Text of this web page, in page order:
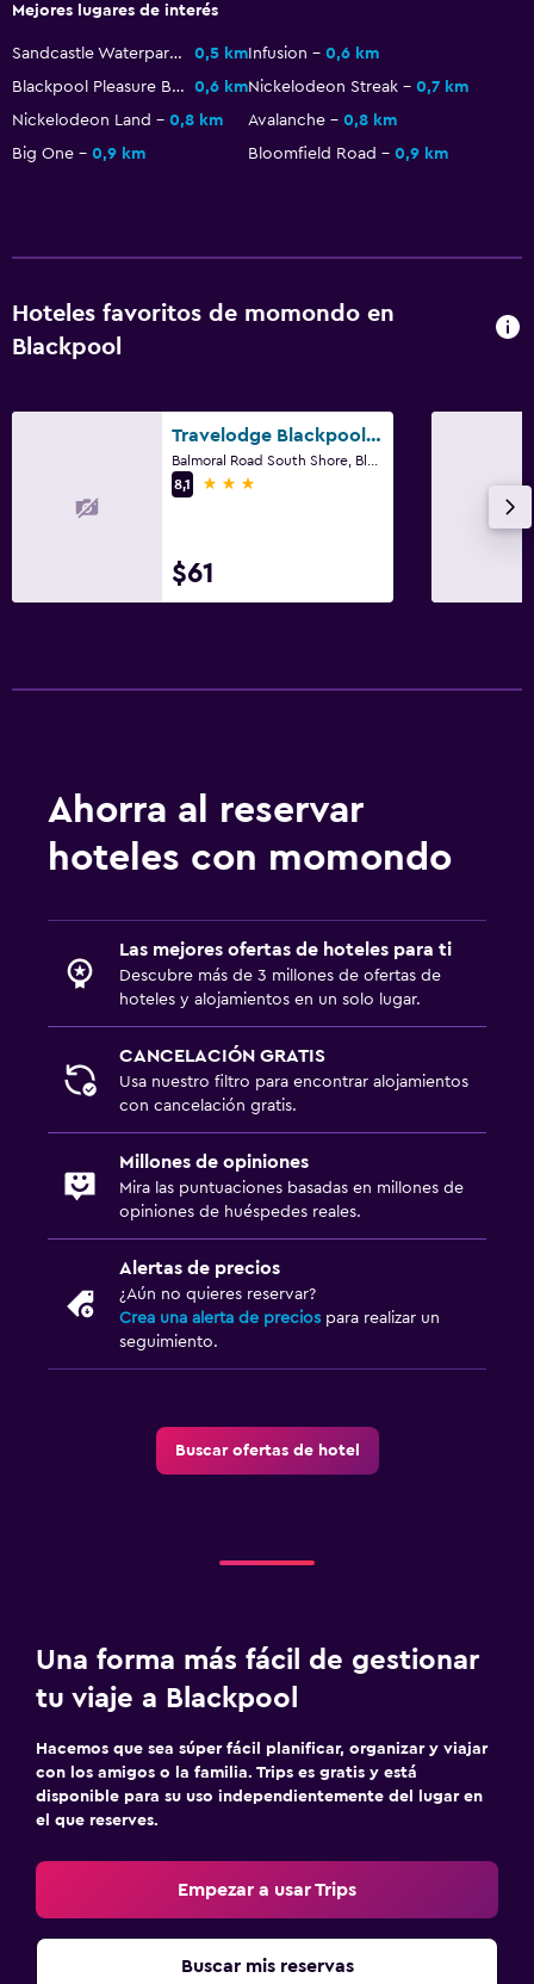
Mejores lugares de interés
Sandcastle Waterpark 0,5 kmInfusion
0,6 km
Blackpool Pleasure Beach
0,6 kmNickelodeon Streak
0,7 km
Nickelodeon Land
0,8 km Avalanche
0,8 km
Big One
0,9 km Bloomfield Road 0,9 km
Hoteles favoritos de momondo en
Blackpool
Travelodge Blackpool South Promenade
8,1
3 estrellas
$61
Ahorra al reservar
hoteles con momondo
Las mejores ofertas de hoteles para ti
Descubre más de 3 millones de ofertas de
hoteles y alojamientos en un solo lugar.
CANCELACIÓN GRATIS
Usa nuestro filtro para encontrar alojamientos
con cancelación gratis.
Millones de opiniones
Mira las puntuaciones basadas en millones de
opiniones de huéspedes reales.
Alertas de precios
¿Aún no quieres reservar?
Crea una alerta de precios para realizar un
seguimiento.
Buscar ofertas de hotel
Una forma más fácil de gestionar
tu viaje a Blackpool
Hacemos que sea súper fácil planificar, organizar y viajar
con los amigos o la familia. Trips es gratis y está
disponible para su uso independientemente del lugar en
el que reserves.
Empezar a usar Trips
Buscar mis reservas